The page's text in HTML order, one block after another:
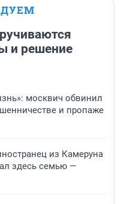
и решение
москвич обвинил
и пропаже
из Камеруна
здесь семью —